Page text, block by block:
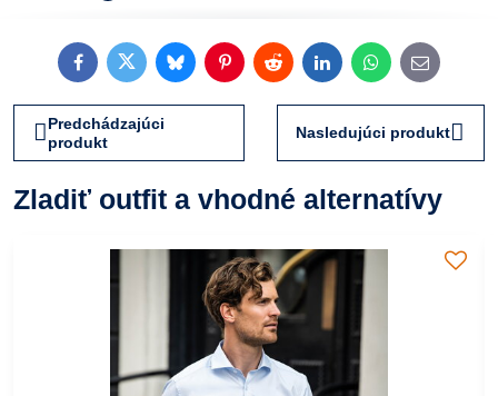
FacebookTwitterBlueskyPinterestRedditLinkedInWhatsApp
E-
mail
Predchádzajúci
produkt
Nasledujúci produkt
Zladiť outfit a vhodné alternatívy